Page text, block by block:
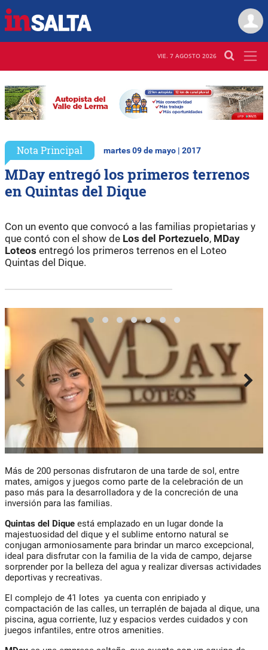
VIE. 7 AGOSTO 2026
Nota Principal martes 09 de mayo | 2017
MDay entregó los primeros terrenos
en Quintas del Dique
Con un evento que convocó a las familias propietarias y
que contó con el show de Los del Portezuelo, MDay
Loteos entregó los primeros terrenos en el Loteo
Quintas del Dique.
Más de 200 personas disfrutaron de una tarde de sol, entre
mates, amigos y juegos como parte de la celebración de un
paso más para la desarrolladora y de la concreción de una
inversión para las familias.
Quintas del Dique está emplazado en un lugar donde la
majestuosidad del dique y el sublime entorno natural se
conjugan armoniosamente para brindar un marco excepcional,
ideal para disfrutar con la familia de la vida de campo, dejarse
sorprender por la belleza del agua y realizar diversas actividades
deportivas y recreativas.
El complejo de 41 lotes ya cuenta con enripiado y
compactación de las calles, un terraplén de bajada al dique, una
piscina, agua corriente, luz y espacios verdes cuidados y con
juegos infantiles, entre otros amenities.